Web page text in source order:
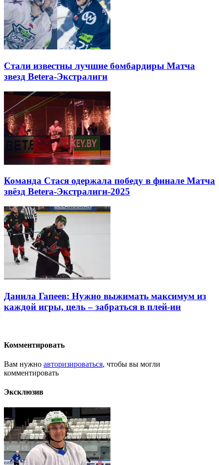
Стали известны лучшие бомбардиры Матча
звезд Betera-Экстралиги
Команда Стася одержала победу в финале Матча
звёзд Betera-Экстралиги-2025
Данила Гапеев: Нужно выжимать максимум из
каждой игры, цель – забраться в плей-ин
Комментировать
Вам нужно авторизироваться, чтобы вы могли
комментировать
Эксклюзив